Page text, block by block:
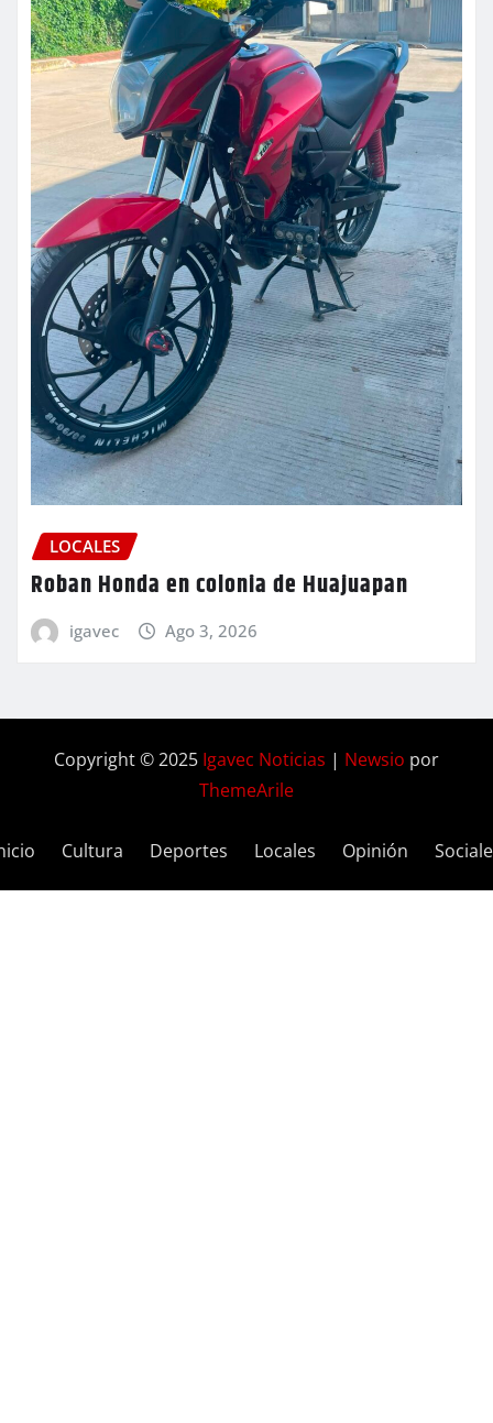
LOCALES
Roban Honda en colonia de Huajuapan
igavec Ago 3, 2026
Copyright © 2025 Igavec Noticias | Newsio por
ThemeArile
Cultura Deportes Locales Opinión